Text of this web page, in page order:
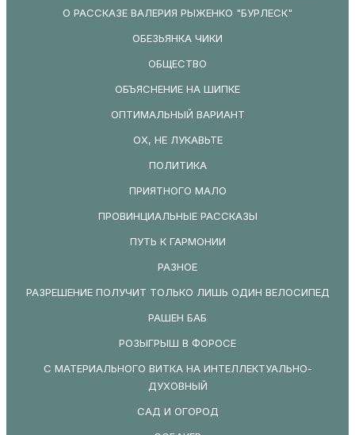
О РАССКАЗЕ ВАЛЕРИЯ РЫЖЕНКО "БУРЛЕСК"
ОБЕЗЬЯНКА ЧИКИ
ОБЩЕСТВО
ОБЪЯСНЕНИЕ НА ШИПКЕ
ОПТИМАЛЬНЫЙ ВАРИАНТ
ОХ, НЕ ЛУКАВЬТЕ
ПОЛИТИКА
ПРИЯТНОГО МАЛО
ПРОВИНЦИАЛЬНЫЕ РАССКАЗЫ
ПУТЬ К ГАРМОНИИ
РАЗНОЕ
РАЗРЕШЕНИЕ ПОЛУЧИТ ТОЛЬКО ЛИШЬ ОДИН ВЕЛОСИПЕД
РАШЕН БАБ
РОЗЫГРЫШ В ФОРОСЕ
С МАТЕРИАЛЬНОГО ВИТКА НА ИНТЕЛЛЕКТУАЛЬНО-
ДУХОВНЫЙ
САД И ОГОРОД